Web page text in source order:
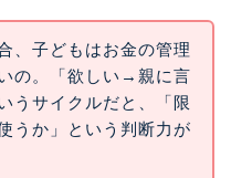
、子どもはお金の管理
の。「欲しい→親に言
うサイクルだと、「限
うか」という判断力が